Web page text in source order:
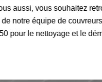
vous souhaitez
équipe de couvreurs
le nettoyage et le